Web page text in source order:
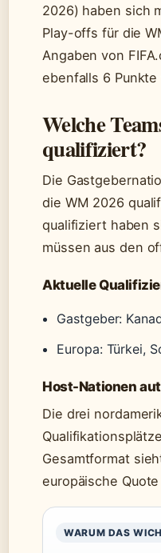
2026) haben sich
Play-offs für die
Angaben von
ebenfalls 6
Welche
qualifiziert?
Die
die WM 2026
qualifiziert haben
müssen aus den
Aktuelle
Gastgeber:
Europa: Türkei,
Host-Nationen
Die drei
Gesamtformat
europäische
WARUM DAS